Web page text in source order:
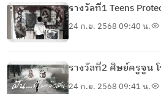
รางวัลที่1 Teens
วิทยาลัย นนทบุรี นนท
24 ก.ย. 2568 09:40 น.
รางวัลที่2 ศิษย์ครูจูน
ตราด
24 ก.ย. 2568 09:41 น.